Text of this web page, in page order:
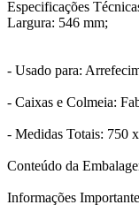
Especificações
Largura: 546 mm;
- Usado para:
- Caixas e Colmeia:
- Medidas Totais: 750
Conteúdo da
Informações